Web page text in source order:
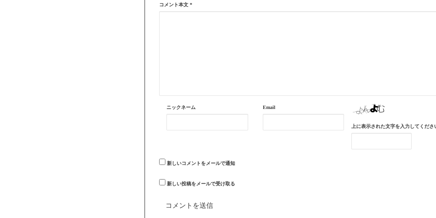
コメント本文 *
ニックネーム Email
上に表示された文字を入力してくださ
新しいコメントをメールで通知
新しい投稿をメールで受け取る